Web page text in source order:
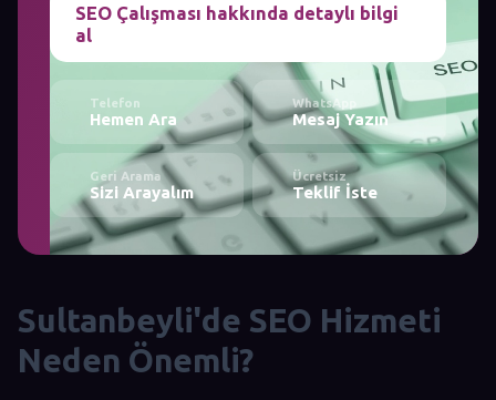
SEO Çalışması hakkında detaylı bilgi
al
Telefon
Hemen Ara
WhatsApp
Mesaj Yazın
Geri Arama
Sizi Arayalım
Ücretsiz
Teklif İste
Sultanbeyli'de SEO Hizmeti
Neden Önemli?